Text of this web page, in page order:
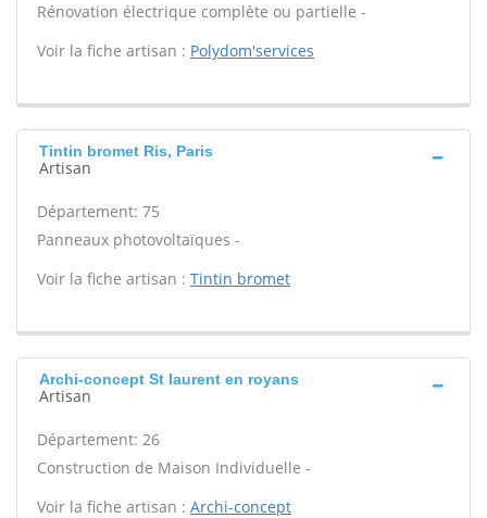
Rénovation électrique complète ou partielle -
Voir la fiche artisan : Polydom'services
Tintin bromet Ris, Paris
Artisan
Département: 75
Panneaux photovoltaïques -
Voir la fiche artisan : Tintin bromet
Archi-concept St laurent en royans
Artisan
Département: 26
Construction de Maison Individuelle -
Voir la fiche artisan : Archi-concept